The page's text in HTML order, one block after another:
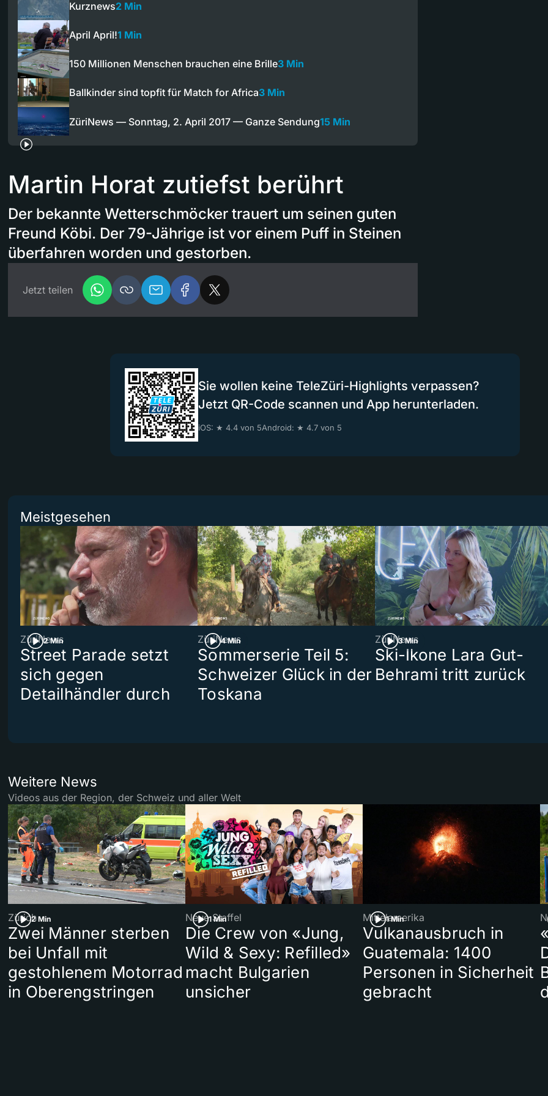
Kurznews2 Min
April April!1 Min
150 Millionen Menschen brauchen eine Brille3 Min
Ballkinder sind topfit für Match for Africa3 Min
ZüriNews — Sonntag, 2. April 2017 — Ganze Sendung15 Min
Martin Horat zutiefst berührt
Der bekannte Wetterschmöcker trauert um seinen guten
Freund Köbi. Der 79-Jährige ist vor einem Puff in Steinen
überfahren worden und gestorben.
Jetzt teilen
Sie wollen keine TeleZüri-Highlights verpassen?
Jetzt QR-Code scannen und App herunterladen.
iOS: ★ 4.4 von 5Android: ★ 4.7 von 5
Meistgesehen
2 Min
ZüriNews
Street Parade setzt
sich gegen
Detailhändler durch
4 Min
ZüriNews
Sommerserie Teil 5:
Schweizer Glück in der
Toskana
3 Min
ZüriNews
Ski-Ikone Lara Gut-
Behrami tritt zurück
Weitere News
Videos aus der Region, der Schweiz und aller Welt
2 Min
Zürich
Zwei Männer sterben
bei Unfall mit
gestohlenem Motorrad
in Oberengstringen
1 Min
Neue Staffel
Die Crew von «Jung,
Wild & Sexy: Refilled»
macht Bulgarien
unsicher
1 Min
Mittelamerika
Vulkanausbruch in
Guatemala: 1400
Personen in Sicherheit
gebracht